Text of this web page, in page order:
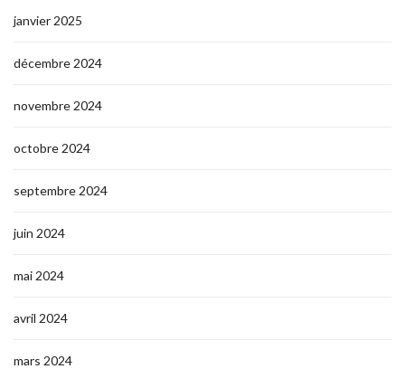
janvier 2025
décembre 2024
novembre 2024
octobre 2024
septembre 2024
juin 2024
mai 2024
avril 2024
mars 2024